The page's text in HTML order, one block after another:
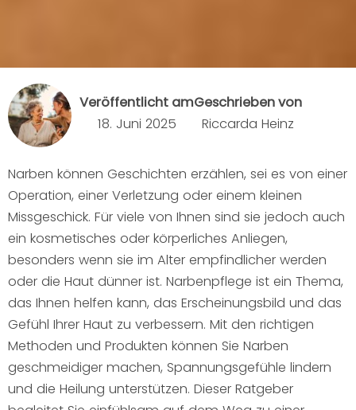
Veröffentlicht am
18. Juni 2025
Geschrieben von
Riccarda Heinz
Narben können Geschichten erzählen, sei es von einer
Operation, einer Verletzung oder einem kleinen
Missgeschick. Für viele von Ihnen sind sie jedoch auch
ein kosmetisches oder körperliches Anliegen,
besonders wenn sie im Alter empfindlicher werden
oder die Haut dünner ist. Narbenpflege ist ein Thema,
das Ihnen helfen kann, das Erscheinungsbild und das
Gefühl Ihrer Haut zu verbessern. Mit den richtigen
Methoden und Produkten können Sie Narben
geschmeidiger machen, Spannungsgefühle lindern
und die Heilung unterstützen. Dieser Ratgeber